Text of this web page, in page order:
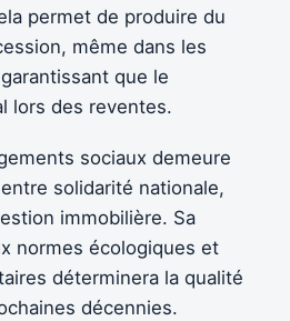
permet de produire du
même dans les
que le
lors des reventes.
sociaux demeure
solidarité nationale,
immobilière. Sa
normes écologiques et
déterminera la qualité
décennies.